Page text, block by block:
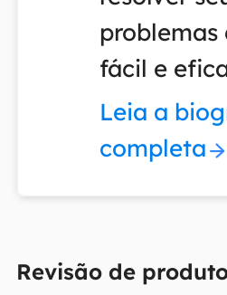
problemas
fácil e
Leia a
completa
Revisão de